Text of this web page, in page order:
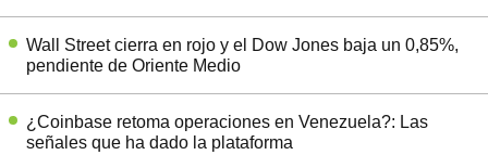
Wall Street cierra en rojo y el Dow Jones baja un 0,85%,
pendiente de Oriente Medio
¿Coinbase retoma operaciones en Venezuela?: Las
señales que ha dado la plataforma